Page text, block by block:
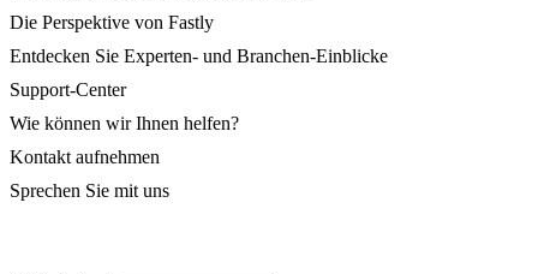
Die Perspektive von Fastly
Entdecken Sie Experten- und Branchen-Einblicke
Support-Center
Wie können wir Ihnen helfen?
Kontakt aufnehmen
Sprechen Sie mit uns